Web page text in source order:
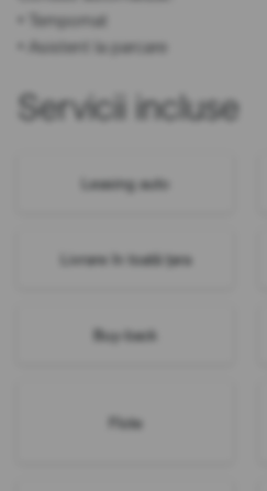
• Tempomat
• Asistent la parcare
Servicii incluse
Leasing auto
Livrare în toată țara
Buy-back
Flote